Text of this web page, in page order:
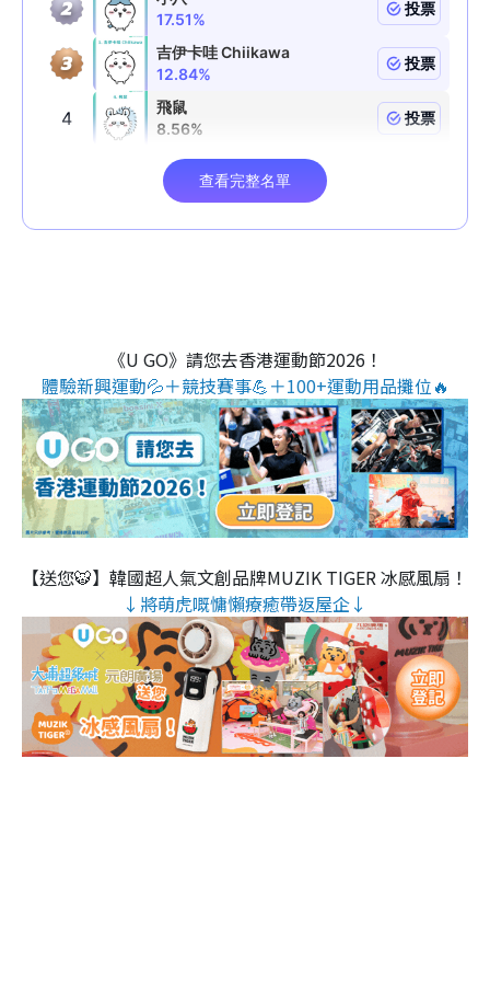
《U GO》請您去香港運動節2026！
體驗新興運動💦＋競技賽事💪＋100+運動用品攤位🔥
【送您🐯】韓國超人氣文創品牌MUZIK TIGER 冰感風扇！
↓將萌虎嘅慵懶療癒帶返屋企↓